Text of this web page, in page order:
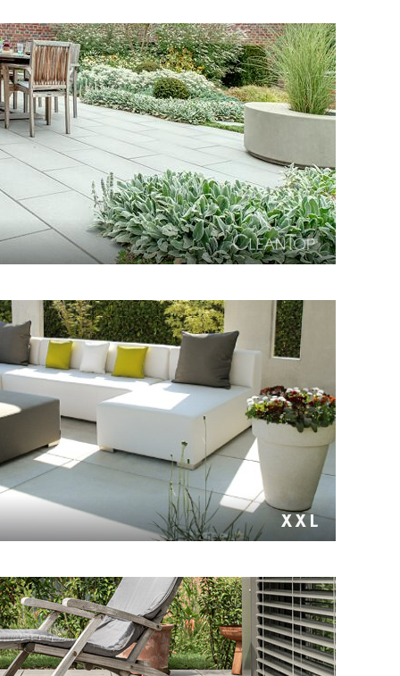
Metten-Innovation. CleanTop-Schutz CF 100.
mit gestrahlter Oberfläche oder samtierter
Oberfläche.